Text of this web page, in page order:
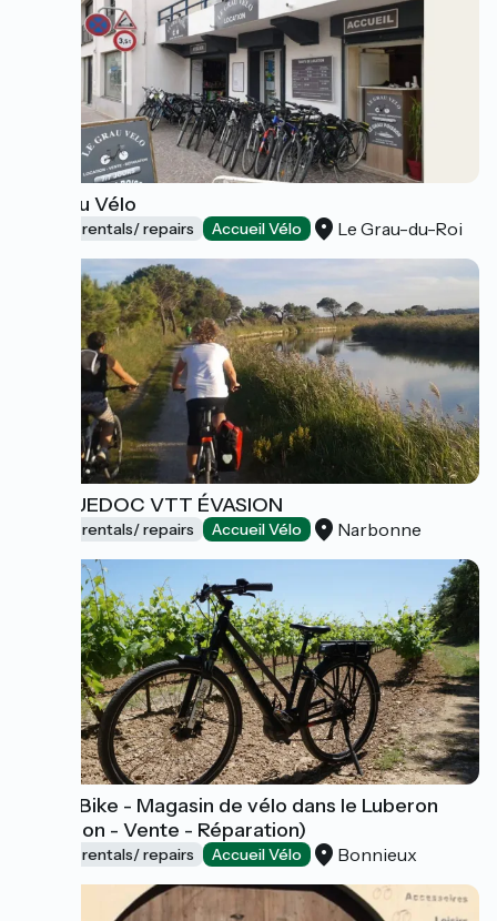
Le Grau Vélo
Bicycle rentals/ repairs Accueil Vélo Le Grau-du-Roi
LANGUEDOC VTT ÉVASION
Bicycle rentals/ repairs Accueil Vélo Narbonne
Sun-E-Bike - Magasin de vélo dans le Luberon
(Location - Vente - Réparation)
Bicycle rentals/ repairs Accueil Vélo Bonnieux